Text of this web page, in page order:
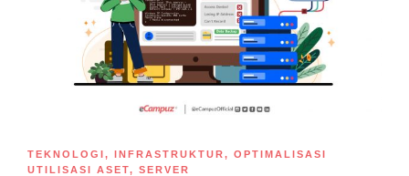
TEKNOLOGI, INFRASTRUKTUR, OPTIMALISASI
UTILISASI ASET, SERVER